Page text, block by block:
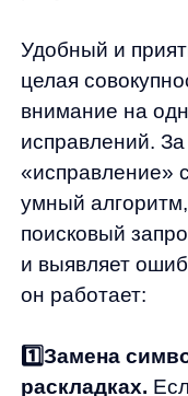
раскладках. Если
написана в другой
будет выглядеть
компьютера,
Когда в запросе
русского алфавита
«спорных» букв на
ситуация
2️⃣Исправление
пользователь
система
запрос был